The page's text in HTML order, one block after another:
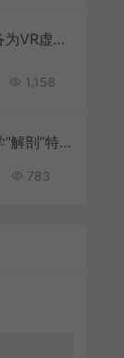
歌尔股份：具备为VR虚拟现实产品提供整体系统解决方案的能力为找刺激，女子给自己注射黑寡妇蜘蛛，心率飙升188，结果如何？
1,158
在上海电力大学“解剖”特斯拉 校企携手研发3D解构示教平台培养卓越工程师明星在资本面前有多卑微？杨颖被摸胸抱起，林更新被怒骂不敢回嘴
783